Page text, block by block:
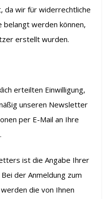
da wir für widerrechtliche
werden können,
erstellt wurden.
erteilten Einwilligung,
unseren Newsletter
per E-Mail an Ihre
ist die Angabe Ihrer
der Anmeldung zum
die von Ihnen